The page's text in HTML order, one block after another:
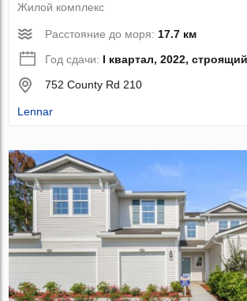
Жилой комплекс
Расстояние до моря:17.7 км
Год сдачи: I квартал, 2022,
752 County Rd 210
Lennar